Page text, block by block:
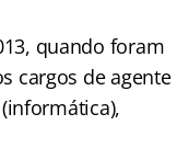
quando foram
cargos de agente